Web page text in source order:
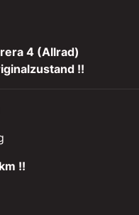
4 (Allrad)
!!
!!